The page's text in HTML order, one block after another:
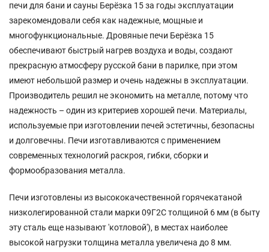
печи для бани и сауны Берёзка 15 за годы эксплуатации
зарекомендовали себя как надежные, мощные и
многофункциональные. Дровяные печи Берёзка 15
обеспечивают быстрый нагрев воздуха и воды, создают
прекрасную атмосферу русской бани в парилке, при этом
имеют небольшой размер и очень надежны в эксплуатации.
Производитель решил не экономить на металле, потому что
надежность – один из критериев хорошей печи. Материалы,
используемые при изготовлении печей эстетичны, безопасны
и долговечны. Печи изготавливаются с применением
современных технологий раскроя, гибки, сборки и
формообразования металла.
Печи изготовлены из высококачественной горячекатаной
низколегированной стали марки 09Г2С толщиной 6 мм (в быту
эту сталь еще называют 'котловой'), в местах наиболее
высокой нагрузки толщина металла увеличена до 8 мм.